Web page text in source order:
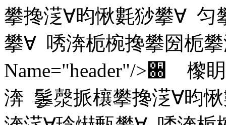
攀搀㴀∀昀愀氀猀攀∀ 匀
攀∀ 唀渀栀椀搀攀圀栀
Name="header"/>਀ 㰀
渀 䰀漀挀欀攀搀㴀∀昀